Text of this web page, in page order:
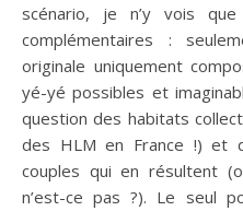
scénario, je n’y vois
complémentaires :
originale uniquement
yé-yé possibles et
question des habitats
des HLM en France !) et
couples qui en résultent
n’est-ce pas ?). Le seul